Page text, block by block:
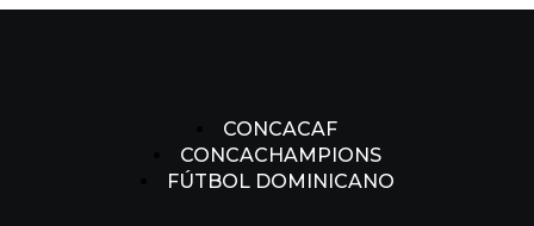
CONCACAF
CONCACHAMPIONS
FÚTBOL DOMINICANO